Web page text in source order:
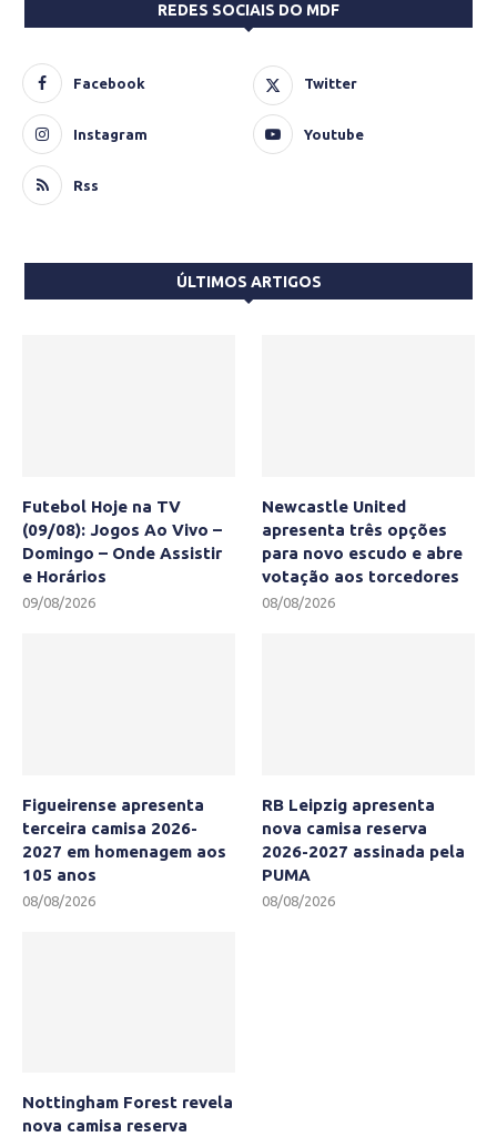
REDES SOCIAIS DO MDF
Facebook Twitter
Instagram Youtube
Rss
ÚLTIMOS ARTIGOS
Futebol Hoje na TV
(09/08): Jogos Ao Vivo –
Domingo – Onde Assistir
e Horários
09/08/2026
Newcastle United
apresenta três opções
para novo escudo e abre
votação aos torcedores
08/08/2026
Figueirense apresenta
terceira camisa 2026-
2027 em homenagem aos
105 anos
08/08/2026
RB Leipzig apresenta
nova camisa reserva
2026-2027 assinada pela
PUMA
08/08/2026
Nottingham Forest revela
nova camisa reserva